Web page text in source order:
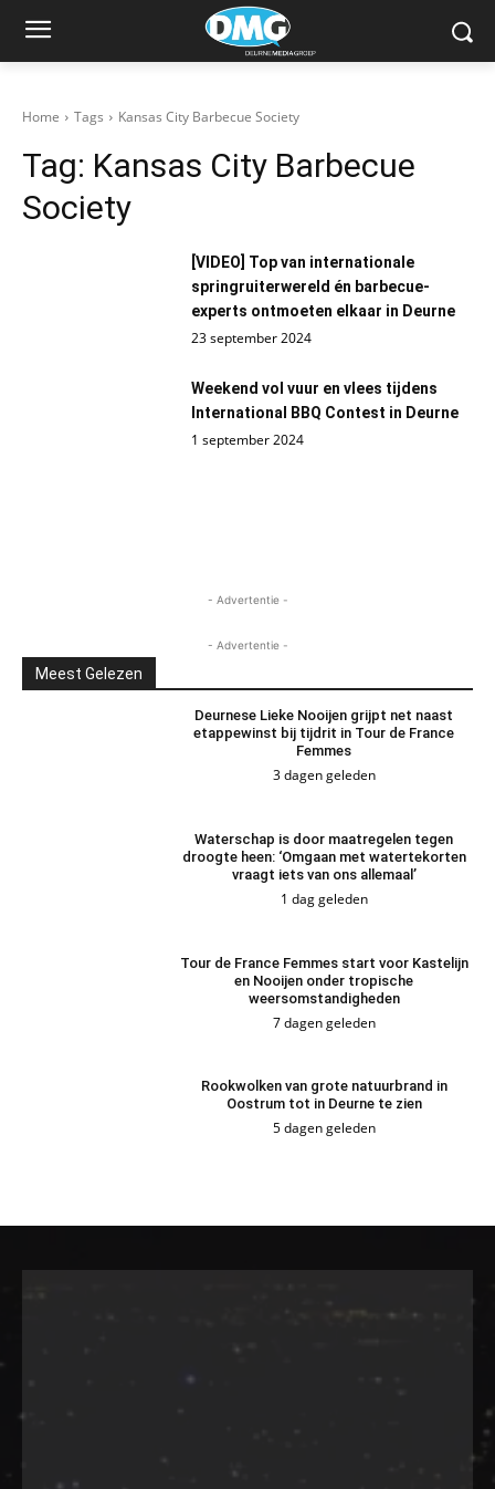
Home Tags Kansas City Barbecue Society
Tag: Kansas City Barbecue
Society
[VIDEO] Top van internationale
springruiterwereld én barbecue-
experts ontmoeten elkaar in Deurne
23 september 2024
Weekend vol vuur en vlees tijdens
International BBQ Contest in Deurne
1 september 2024
- Advertentie -
- Advertentie -
Meest Gelezen
Deurnese Lieke Nooijen grijpt net naast
etappewinst bij tijdrit in Tour de France
Femmes
3 dagen geleden
Waterschap is door maatregelen tegen
droogte heen: ‘Omgaan met watertekorten
vraagt iets van ons allemaal’
1 dag geleden
Tour de France Femmes start voor Kastelijn
en Nooijen onder tropische
weersomstandigheden
7 dagen geleden
Rookwolken van grote natuurbrand in
Oostrum tot in Deurne te zien
5 dagen geleden